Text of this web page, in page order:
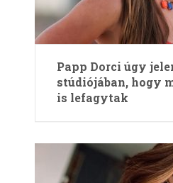
Papp Dorci úgy
stúdiójában, hogy
is lefagytak